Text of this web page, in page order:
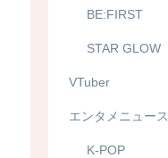
BE:FIRST
STAR GLOW
VTuber
エンタメニュース
K-POP